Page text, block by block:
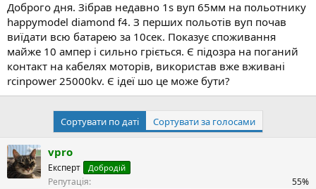
і
с
ь
Доброго дня. Зібрав недавно 1s вуп 65мм на польотнику
happymodel diamond f4. З перших польотів вуп почав
виїдати всю батарею за 10сек. Показує споживання
майже 10 ампер і сильно гріється. Є підозра на поганий
контакт на кабелях моторів, використав вже вживані
rcinpower 25000kv. Є ідеї шо це може бути?
Сортувати по даті Сортувати за голосами
vpro
Експерт Добродій
Репутація: